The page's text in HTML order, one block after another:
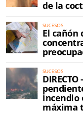
de la
SUCESOS
El cañón
SUCESOS
incendio
máxima